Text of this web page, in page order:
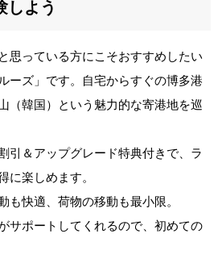
しよう
思っている方にこそおすすめしたい
ーズ」です。自宅からすぐの博多港
（韓国）という魅力的な寄港地を巡
引＆アップグレード特典付きで、ラ
に楽しめます。
も快適、荷物の移動も最小限。
サポートしてくれるので、初めての